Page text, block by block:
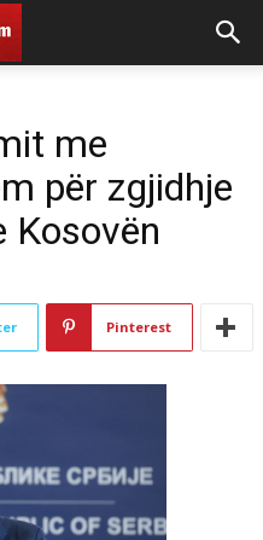
me
për zgjidhje
Kosovën
Pinterest